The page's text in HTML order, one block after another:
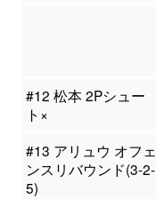
#12 松本 2Pシュー
ト×
#13 アリュウ オフェ
ンスリバウンド(3-2-
5)